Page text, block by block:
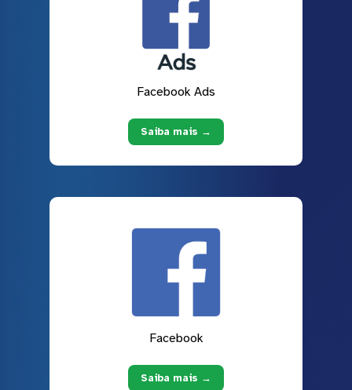
Facebook Ads
Saiba mais →
Facebook
Saiba mais →